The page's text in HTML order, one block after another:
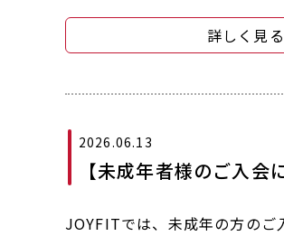
詳しく見る
2026.06.13
【未成年者様のご入会
JOYFITでは、未成年の方のご